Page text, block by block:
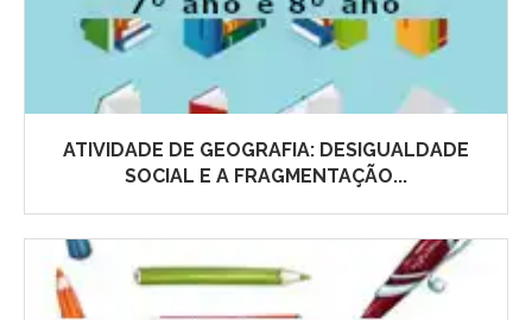
ATIVIDADE DE GEOGRAFIA: DESIGUALDADE
SOCIAL E A FRAGMENTAÇÃO...